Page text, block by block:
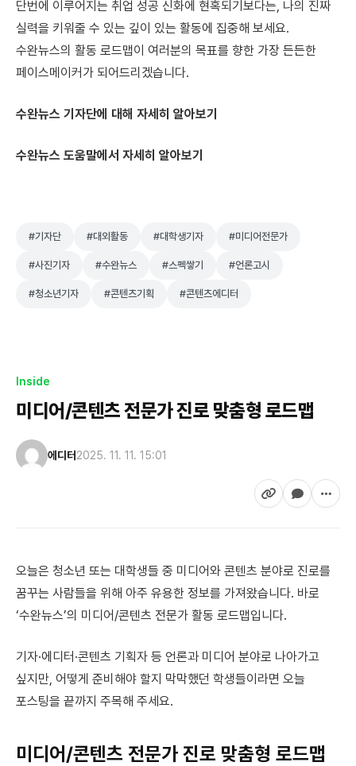
단번에 이루어지는 취업 성공 신화에 현혹되기보다는, 나의 진짜
실력을 키워줄 수 있는 깊이 있는 활동에 집중해 보세요.
수완뉴스의 활동 로드맵이 여러분의 목표를 향한 가장 든든한
페이스메이커가 되어드리겠습니다.
수완뉴스 기자단에 대해 자세히 알아보기
수완뉴스 도움말에서 자세히 알아보기
#기자단 #대외활동 #대학생기자 #미디어전문가
#사진기자 #수완뉴스 #스펙쌓기 #언론고시
#청소년기자 #콘텐츠기획 #콘텐츠에디터
Inside
미디어/콘텐츠 전문가 진로 맞춤형 로드맵
에디터2025. 11. 11. 15:01
오늘은 청소년 또는 대학생들 중 미디어와 콘텐츠 분야로 진로를
꿈꾸는 사람들을 위해 아주 유용한 정보를 가져왔습니다. 바로
‘수완뉴스’의 미디어/콘텐츠 전문가 활동 로드맵입니다.
기자·에디터·콘텐츠 기획자 등 언론과 미디어 분야로 나아가고
싶지만, 어떻게 준비해야 할지 막막했던 학생들이라면 오늘
포스팅을 끝까지 주목해 주세요.
미디어/콘텐츠 전문가 진로 맞춤형 로드맵